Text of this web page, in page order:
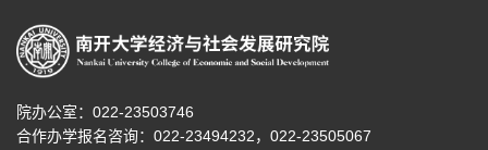
院办公室：022-23503746
合作办学报名咨询： 022-23494232， 022-23505067